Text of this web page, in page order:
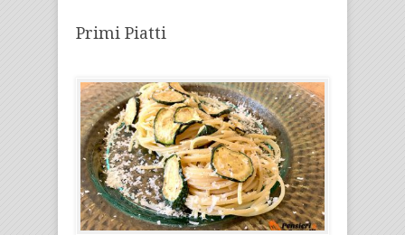
Primi Piatti